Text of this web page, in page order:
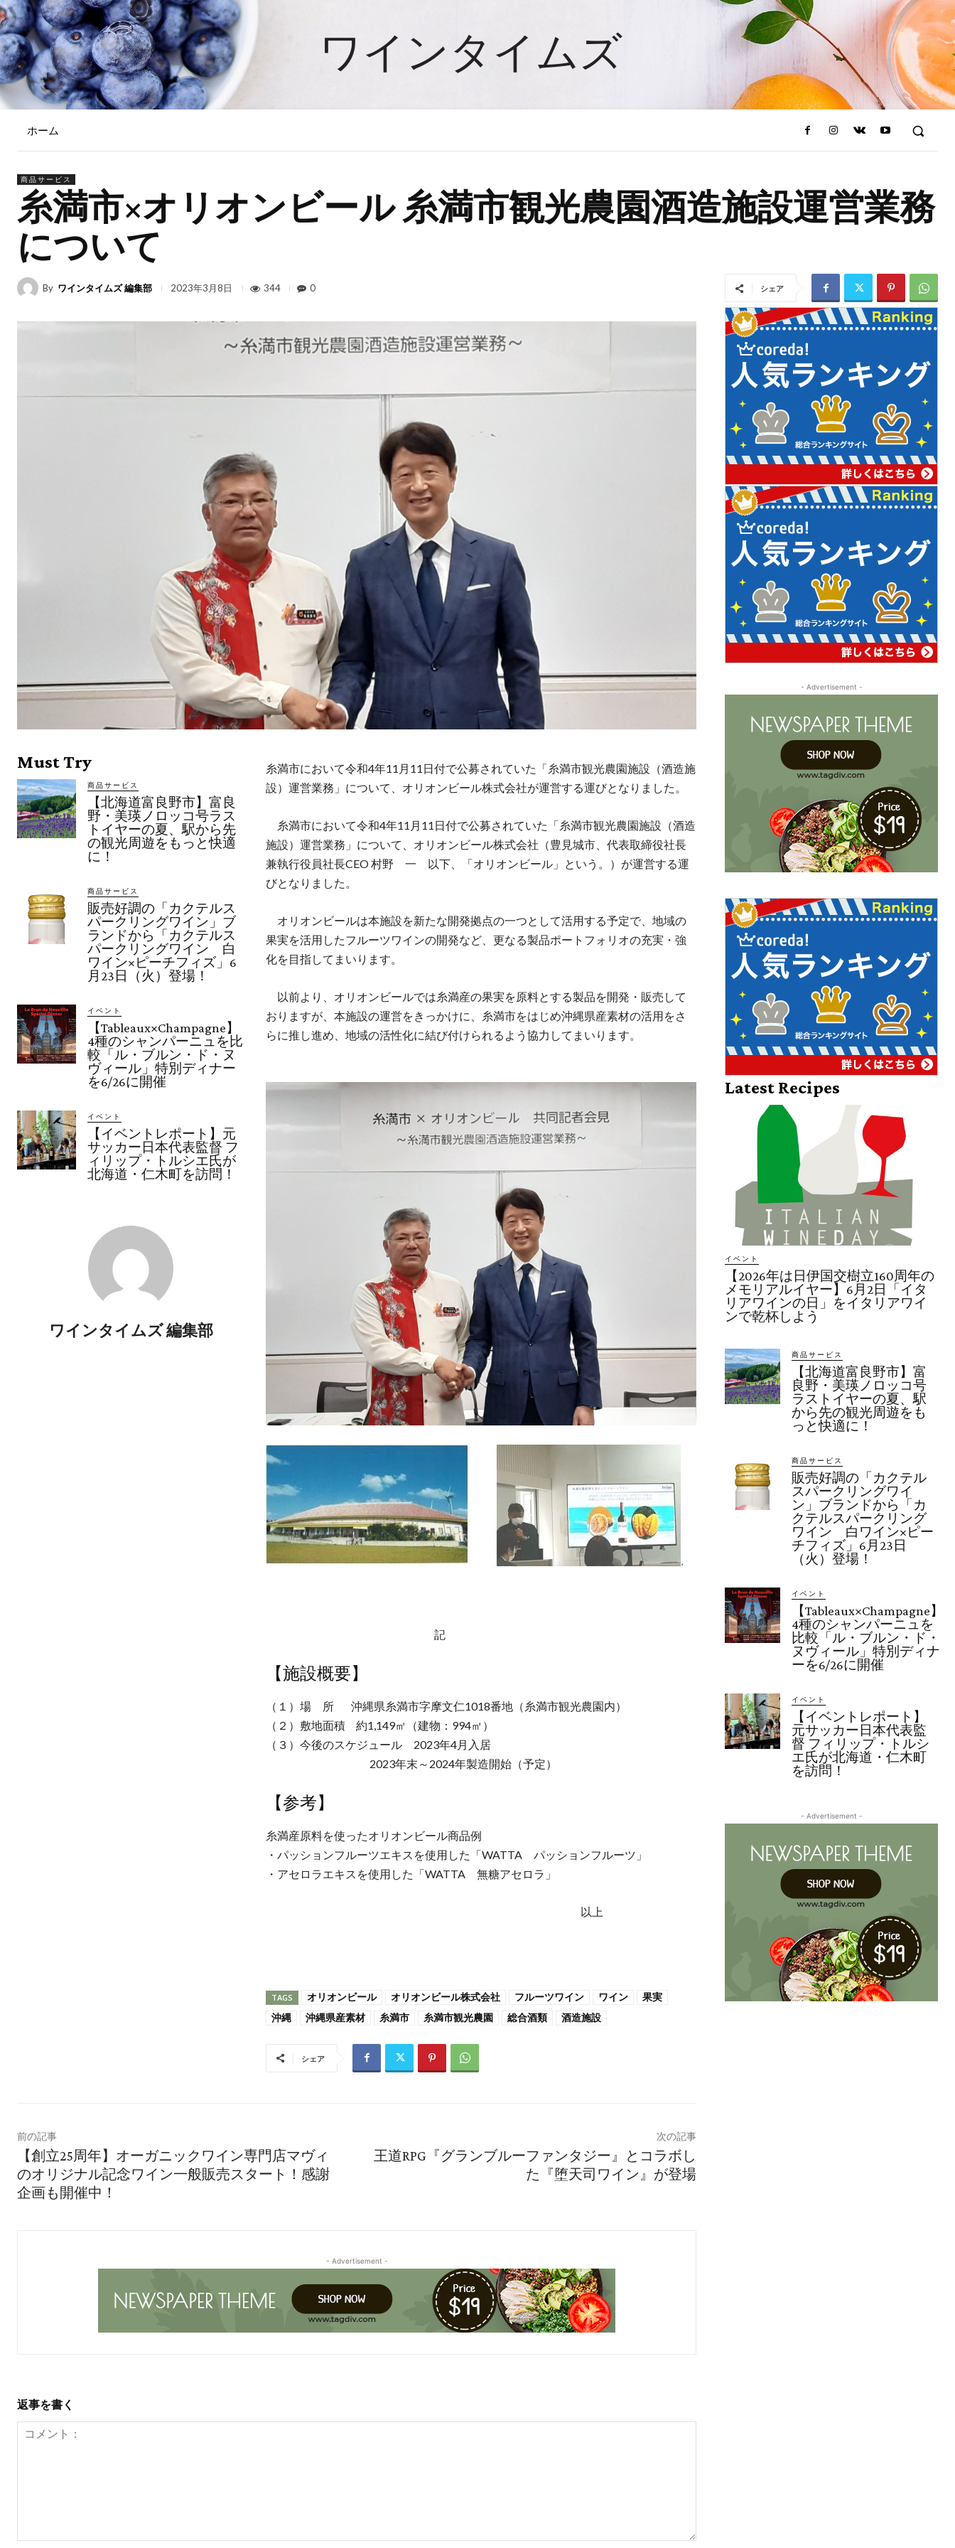
ワインタイムズ
ホーム
商品サービス
糸満市×オリオンビール 糸満市観光農園酒造施設運営業務
について
By ワインタイムズ 編集部 2023年3月8日 344 0 シェア
Must Try
商品サービス
【北海道富良野市】富良
野・美瑛ノロッコ号ラス
トイヤーの夏、駅から先
の観光周遊をもっと快適
に！
商品サービス
販売好調の「カクテルス
パークリングワイン」ブ
ランドから「カクテルス
パークリングワイン 白
ワイン×ピーチフィズ」6
月23日（火）登場！
イベント
【Tableaux×Champagne】
4種のシャンパーニュを比
較「ル・ブルン・ド・ヌ
ヴィール」特別ディナー
を6/26に開催
イベント
【イベントレポート】元
サッカー日本代表監督 フ
ィリップ・トルシエ氏が
北海道・仁木町を訪問！
ワインタイムズ 編集部
​糸満市において令和4年11月11日付で公募されていた「糸満市観光農園施設（酒造施
設）運営業務」について、オリオンビール株式会社が運営する運びとなりました。
糸満市において令和4年11月11日付で公募されていた「糸満市観光農園施設（酒造
施設）運営業務」について、オリオンビール株式会社（豊見城市、代表取締役社長
兼執行役員社長CEO 村野 一 以下、「オリオンビール」という。）が運営する運
びとなりました。
オリオンビールは本施設を新たな開発拠点の一つとして活用する予定で、地域の
果実を活用したフルーツワインの開発など、更なる製品ポートフォリオの充実・強
化を目指してまいります。
以前より、オリオンビールでは糸満産の果実を原料とする製品を開発・販売して
おりますが、本施設の運営をきっかけに、糸満市をはじめ沖縄県産素材の活用をさ
らに推し進め、地域の活性化に結び付けられるよう協力してまいります。
記
【施設概要】
（１）場 所 沖縄県糸満市字摩文仁1018番地（糸満市観光農園内）
（２）敷地面積 約1,149㎡（建物：994㎡）
（３）今後のスケジュール 2023年4月入居
2023年末～2024年製造開始（予定）
【参考】
糸満産原料を使ったオリオンビール商品例
・パッションフルーツエキスを使用した「WATTA パッションフルーツ」
・アセロラエキスを使用した「WATTA 無糖アセロラ」
以上
TAGS オリオンビール オリオンビール株式会社 フルーツワイン ワイン
果実
沖縄
沖縄県産素材 糸満市 糸満市観光農園 総合酒類 酒造施設
シェア
前の記事
【創立25周年】オーガニックワイン専門店マヴィ
のオリジナル記念ワイン一般販売スタート！感謝
企画も開催中！
次の記事
王道RPG『グランブルーファンタジー』とコラボし
た『堕天司ワイン』が登場
- Advertisement -
返事を書く
- Advertisement -
Latest Recipes
イベント
【2026年は日伊国交樹立160周年の
メモリアルイヤー】6月2日「イタ
リアワインの日」をイタリアワイ
ンで乾杯しよう
商品サービス
【北海道富良野市】富
良野・美瑛ノロッコ号
ラストイヤーの夏、駅
から先の観光周遊をも
っと快適に！
商品サービス
販売好調の「カクテル
スパークリングワイ
ン」ブランドから「カ
クテルスパークリング
ワイン 白ワイン×ピー
チフィズ」6月23日
（火）登場！
イベント
【Tableaux×Champagne】
4種のシャンパーニュを
比較「ル・ブルン・ド・
ヌヴィール」特別ディナ
ーを6/26に開催
イベント
【イベントレポート】
元サッカー日本代表監
督 フィリップ・トルシ
エ氏が北海道・仁木町
を訪問！
- Advertisement -